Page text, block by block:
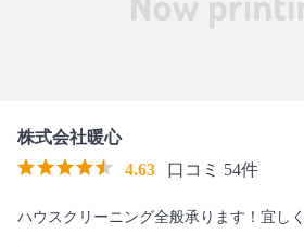
株式会社暖心
4.63
口コミ 54件
ハウスクリーニング全般承ります！宜し